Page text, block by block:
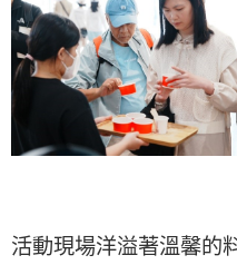
活動現場洋溢著溫馨的